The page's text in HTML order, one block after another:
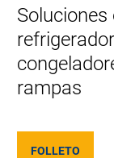
rampas
FOLLETO